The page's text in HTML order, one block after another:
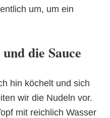
um, um ein
die Sauce
hin köchelt und sich
wir die Nudeln vor.
mit reichlich Wasser